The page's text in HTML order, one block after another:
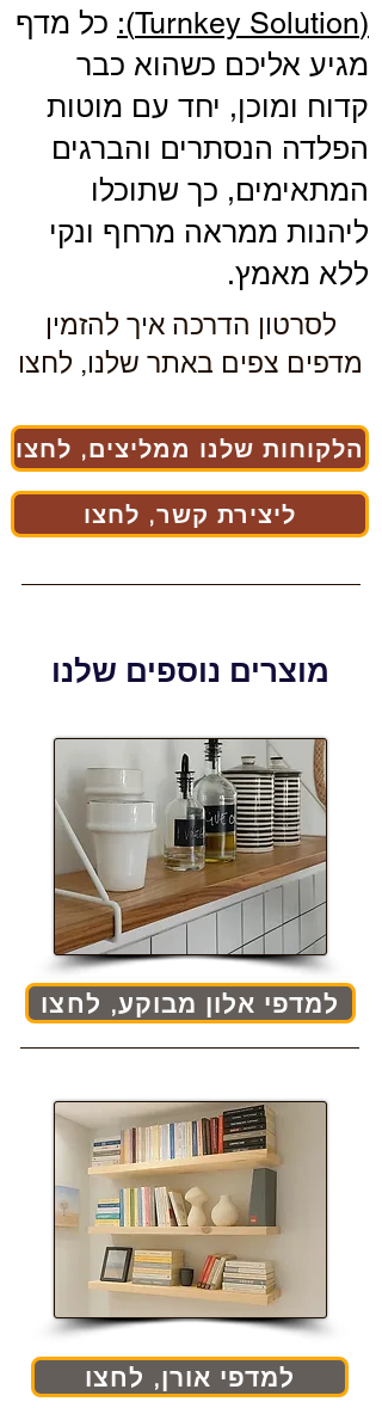
(Turnkey Solution):
כל מדף
מגיע אליכם כשהוא כבר
קדוח ומוכן, יחד עם מוטות
הפלדה הנסתרים והברגים
המתאימים, כך שתוכלו
ליהנות ממראה מרחף ונקי
ללא מאמץ.
לסרטון הדרכה איך להזמין
מדפים צפים באתר שלנו, לחצו
הלקוחות שלנו ממליצים, לחצו
ליצירת קשר, לחצו
מוצרים נוספים שלנו
למדפי אלון מבוקע, לחצו
למדפי אורן, לחצו